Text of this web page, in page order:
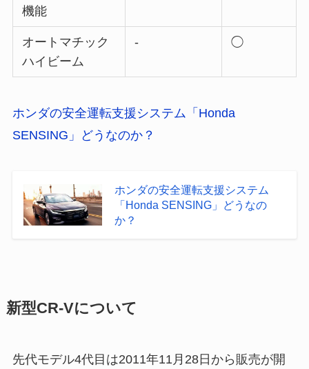
機能
オートマチック
ハイビーム
- ◯
ホンダの安全運転支援システム「Honda
SENSING」どうなのか？
ホンダの安全運転支援システム
「Honda SENSING」どうなの
か？
新型CR-Vについて
先代モデル4代目は2011年11月28日から販売が開